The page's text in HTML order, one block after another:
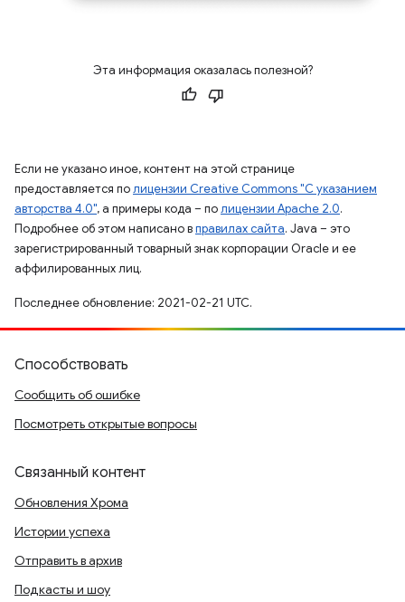
Эта информация оказалась полезной?
Если не указано иное, контент на этой странице
предоставляется полицензии Creative Commons "С указанием
авторства 4.0", а примеры кода – полицензии Apache 2.0.
Подробнее об этом написано вправилах сайта. Java – это
зарегистрированный товарный знак корпорации Oracle и ее
аффилированных лиц.
Последнее обновление: 2021-02-21 UTC.
Способствовать
Сообщить об ошибке
Посмотреть открытые вопросы
Связанный контент
Обновления Хрома
Истории успеха
Отправить в архив
Подкасты и шоу